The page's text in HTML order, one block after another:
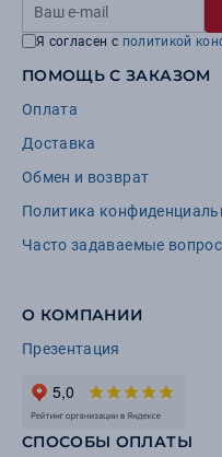
Я согласен с политикой
ПОМОЩЬ С ЗАКАЗОМ
Оплата
Доставка
Обмен и возврат
Политика
Часто задаваемые
О КОМПАНИИ
Презентация
СПОСОБЫ ОПЛАТЫ